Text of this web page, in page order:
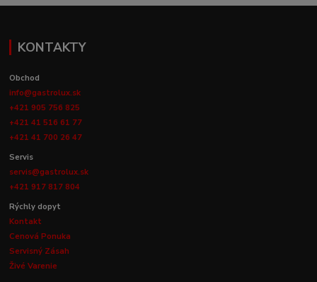
KONTAKTY
Obchod
info@gastrolux.sk
+421 905 756 825
+421 41 516 61 77
+421 41 700 26 47
Servis
servis@gastrolux.sk
+421 917 817 804
Rýchly dopyt
Kontakt
Cenová Ponuka
Servisný Zásah
Živé Varenie